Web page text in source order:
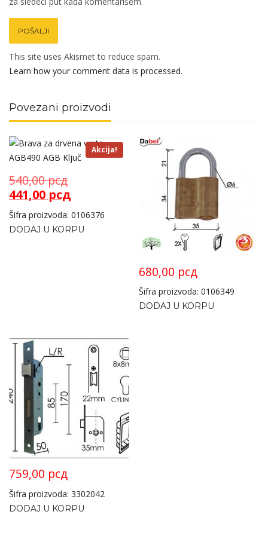
This site uses Akismet to reduce spam.
Learn how your comment data is processed.
Povezani proizvodi
Akcija!
540,00рсдOriginalna
cena
je
bila:
540,00 рсд.
441,00 рсдTrenutna
cena
je:
441,00 рсд.
Šifra proizvoda: 0106376
DODAJ U KORPU
680,00 рсд
Šifra proizvoda: 0106349
DODAJ U KORPU
759,00 рсд
Šifra proizvoda: 3302042
DODAJ U KORPU